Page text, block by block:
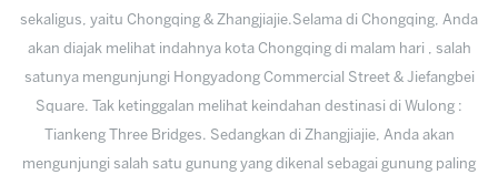
sekaligus, yaitu Chongqing & Zhangjiajie.Selama di Chongqing, Anda
akan diajak melihat indahnya kota Chongqing di malam hari , salah
satunya mengunjungi Hongyadong Commercial Street & Jiefangbei
Square. Tak ketinggalan melihat keindahan destinasi di Wulong :
Tiankeng Three Bridges. Sedangkan di Zhangjiajie, Anda akan
mengunjungi salah satu gunung yang dikenal sebagai gunung paling